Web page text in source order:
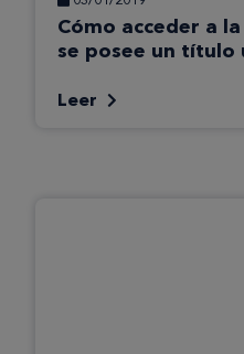
Cómo acceder a
se posee un título
Leer